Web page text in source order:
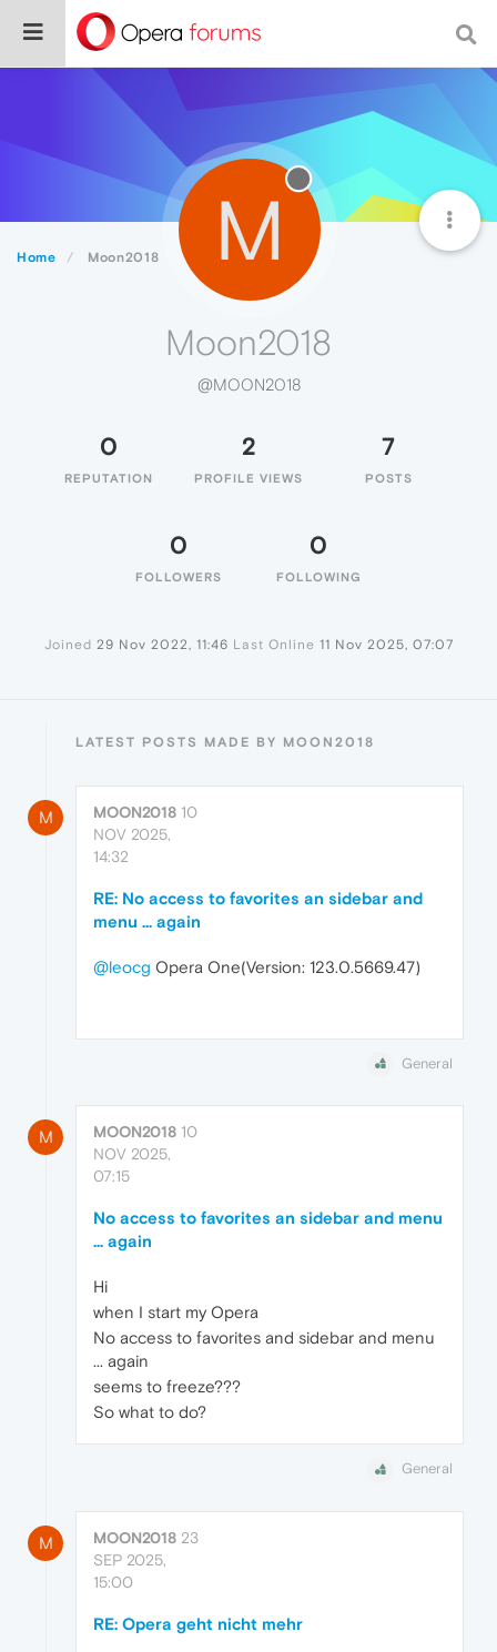
Home Moon2018 M
Moon2018
@MOON2018
0
REPUTATION
2
PROFILE VIEWS
7
POSTS
0
FOLLOWERS
0
FOLLOWING
Joined 29 Nov 2022, 11:46 Last Online 11 Nov 2025, 07:07
LATEST POSTS MADE BY MOON2018
M MOON2018 10
NOV 2025,
14:32
RE: No access to favorites an sidebar and
menu ... again
@leocg Opera One(Version: 123.0.5669.47)
General
M MOON2018 10
NOV 2025,
07:15
No access to favorites an sidebar and menu
... again
Hi
when I start my Opera
No access to favorites and sidebar and menu
... again
seems to freeze???
So what to do?
General
M MOON2018 23
SEP 2025,
15:00
RE: Opera geht nicht mehr